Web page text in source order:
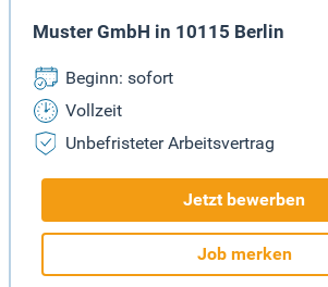
Muster GmbH in 10115 Berlin
Beginn: sofort
Vollzeit
Unbefristeter Arbeitsvertrag
Jetzt bewerben
Job merken